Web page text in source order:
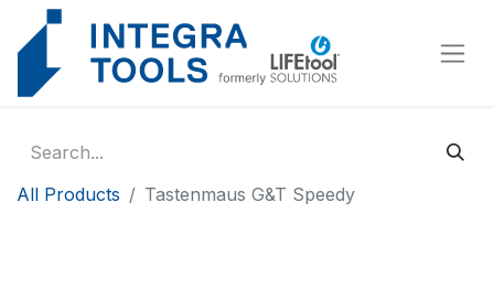
All Products Tastenmaus G&T Speedy
Cookies management panel